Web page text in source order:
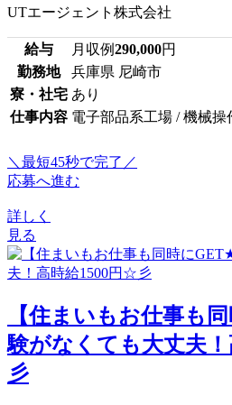
UTエージェント株式会社
給与 月収例290,000円
勤務地
兵庫県 尼崎市
寮・社宅 あり
仕事内容 電子部品系工場 / 機械操
＼最短45秒で完了／
応募へ進む
詳しく
見る
【住まいもお仕事も
験がなくても大丈夫
彡